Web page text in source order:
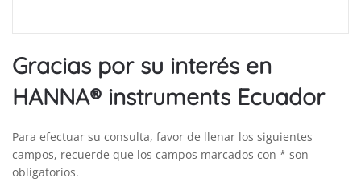
Gracias por su interés en
HANNA® instruments Ecuador
Para efectuar su consulta, favor de llenar los siguientes
campos, recuerde que los campos marcados con * son
obligatorios.